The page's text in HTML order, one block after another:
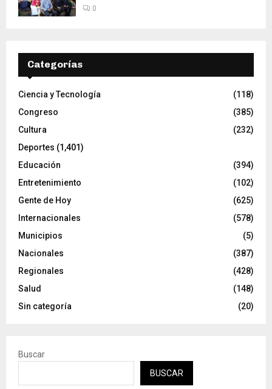
0
Categorías
Ciencia y Tecnología
(118)
Congreso
(385)
Cultura
(232)
Deportes (1,401)
Educación
(394)
Entretenimiento
(102)
Gente de Hoy
(625)
Internacionales
(578)
Municipios
(5)
Nacionales
(387)
Regionales
(428)
Salud
(148)
Sin categoría
(20)
Buscar
BUSCAR